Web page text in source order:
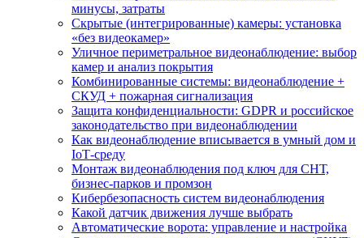
минусы, затраты
Скрытые (интегрированные) камеры: установка
«без видеокамер»
Уличное периметральное видеонаблюдение: выбор
камер и анализ покрытия
Комбинированные системы: видеонаблюдение +
СКУД + пожарная сигнализация
Защита конфиденциальности: GDPR и российское
законодательство при видеонаблюдении
Как видеонаблюдение вписывается в умный дом и
IoT‑среду
Монтаж видеонаблюдения под ключ для СНТ,
бизнес‑парков и промзон
Кибербезопасность систем видеонаблюдения
Какой датчик движения лучше выбрать
Автоматические ворота: управление и настройка